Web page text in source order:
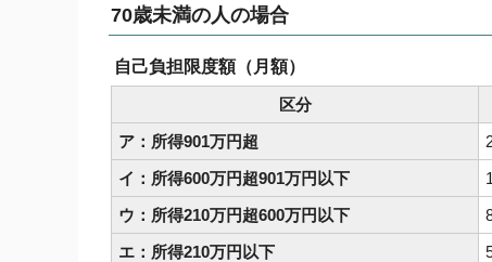
70歳未満の人の場合
自己負担限度額（月額）
区分
ア：所得901万円超
イ：所得600万円超901万円以下
ウ：所得210万円超600万円以下
エ：所得210万円以下